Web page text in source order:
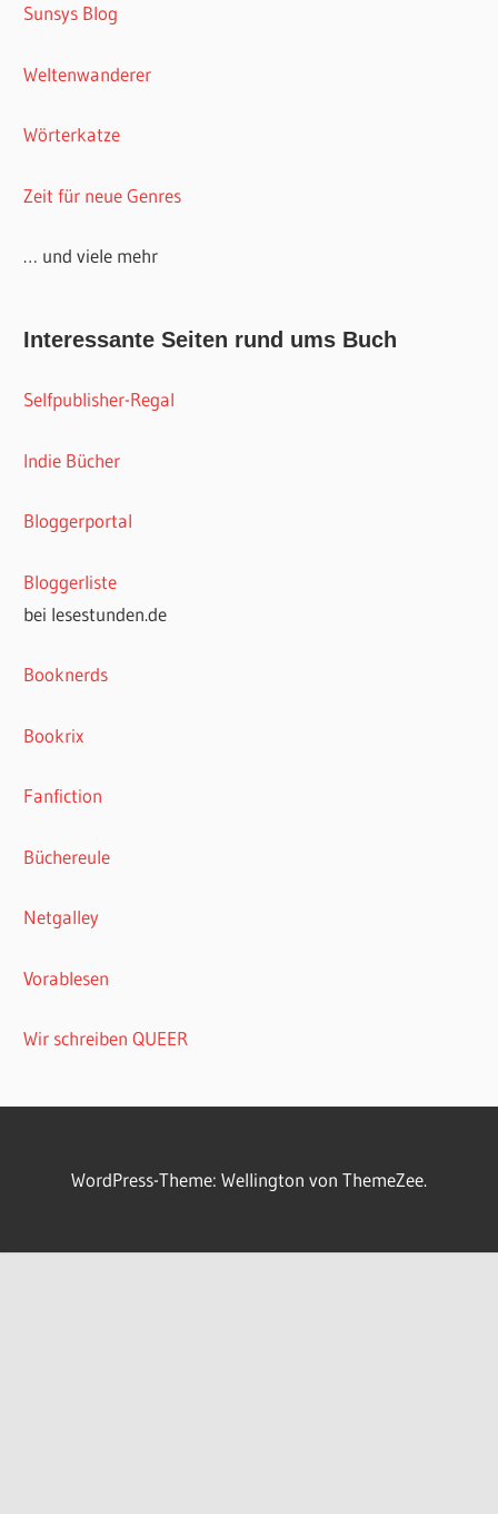
Sunsys Blog
Weltenwanderer
Wörterkatze
Zeit für neue Genres
… und viele mehr
Interessante Seiten rund ums Buch
Selfpublisher-Regal
Indie Bücher
Bloggerportal
Bloggerliste
bei lesestunden.de
Booknerds
Bookrix
Fanfiction
Büchereule
Netgalley
Vorablesen
Wir schreiben QUEER
WordPress-Theme: Wellington von ThemeZee.